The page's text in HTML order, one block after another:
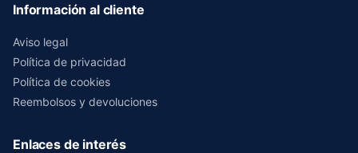
Información al cliente
Aviso legal
Política de privacidad
Política de cookies
Reembolsos y devoluciones
Enlaces de interés